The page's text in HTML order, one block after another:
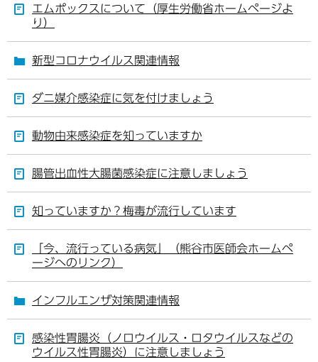
エムポックスについて（厚生労働省ホームページよ
り）
新型コロナウイルス関連情報
ダニ媒介感染症に気を付けましょう
動物由来感染症を知っていますか
腸管出血性大腸菌感染症に注意しましょう
知っていますか？梅毒が流行しています
「今、流行っている病気」（熊谷市医師会ホームペ
ージへのリンク）
インフルエンザ対策関連情報
感染性胃腸炎（ノロウイルス・ロタウイルスなどの
ウイルス性胃腸炎）に注意しましょう